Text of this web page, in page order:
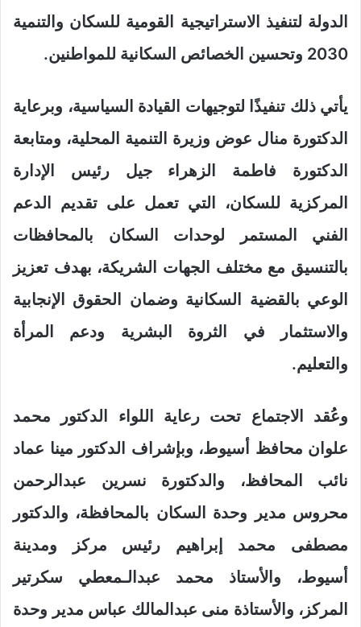
الدولة لتنفيذ الاستراتيجية القومية للسكان والتنمية
2030 وتحسين الخصائص السكانية للمواطنين.
يأتي ذلك تنفيذًا لتوجيهات القيادة السياسية، وبرعاية
الدكتورة منال عوض وزيرة التنمية المحلية، ومتابعة
الدكتورة فاطمة الزهراء جيل رئيس الإدارة
المركزية للسكان، التي تعمل على تقديم الدعم
الفني المستمر لوحدات السكان بالمحافظات
بالتنسيق مع مختلف الجهات الشريكة، بهدف تعزيز
الوعي بالقضية السكانية وضمان الحقوق الإنجابية
والاستثمار في الثروة البشرية ودعم المرأة
والتعليم.
وعُقد الاجتماع تحت رعاية اللواء الدكتور محمد
علوان محافظ أسيوط، وبإشراف الدكتور مينا عماد
نائب المحافظ، والدكتورة نسرين عبدالرحمن
محروس مدير وحدة السكان بالمحافظة، والدكتور
مصطفى محمد إبراهيم رئيس مركز ومدينة
أسيوط، والأستاذ محمد عبدالـمعطي سكرتير
المركز، والأستاذة منى عبدالمالك عباس مدير وحدة